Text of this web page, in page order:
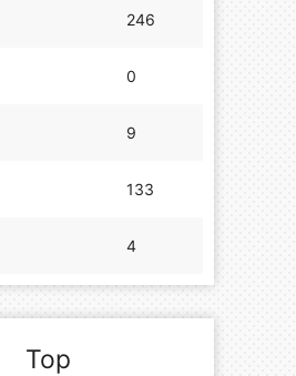
246
0
9
133
4
Top